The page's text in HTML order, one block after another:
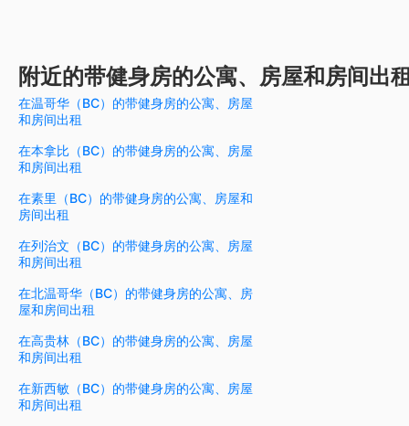
附近的带健身房的公寓、房屋和房间出
在温哥华（BC）的带健身房的公寓、房屋
和房间出租
在本拿比（BC）的带健身房的公寓、房屋
和房间出租
在素里（BC）的带健身房的公寓、房屋和
房间出租
在列治文（BC）的带健身房的公寓、房屋
和房间出租
在北温哥华（BC）的带健身房的公寓、房
屋和房间出租
在高贵林（BC）的带健身房的公寓、房屋
和房间出租
在新西敏（BC）的带健身房的公寓、房屋
和房间出租